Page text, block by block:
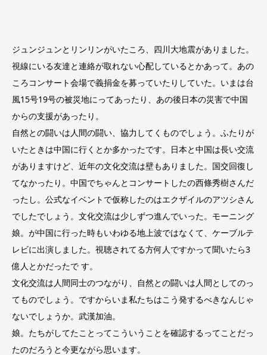
ジュンジュンとリンリンがいたころ、四川大地震がありました。
視線にいる友達と連絡が取れない心配しているとかあって。あの
ころコンサート会場で義捐金を募っていたりしていた。いまは台
風15号19号の被災地にってあったり、あの後日本の災害で中国
からの支援があったり。
自然との闘いは人間の闘い、協力してくものでしょう。ふたりが
いたときは中国に行くとか多かったです。日本と中国は長い交流
がありますけど、近年の文化交流は壁もありました。国交回復し
てなかったり。中国でちゃんとコンサートしたの西條秀樹さんだ
ったし。公式なイベントで仮称したのはエクザイルのアツシさん
でしたでしょう。文化交流は少しずつ進んでいった。モーニング
娘。が中国に行った時もいわゆる地上波ではなくて、ケーブルテ
レビに出演しました。視聴されてる方何人ですかって聞いたら3
億人とかだったで す。
文化交流は人間同士のつながり、自然との闘いは人間としてのっ
てものでしょう。ですからいま私たちはこう発するべきなんじゃ
ないでしょうか。武漢加油。
娘。たちがしてたことってこういうことを確認するってことだっ
たのだろうと今更ながら思います。